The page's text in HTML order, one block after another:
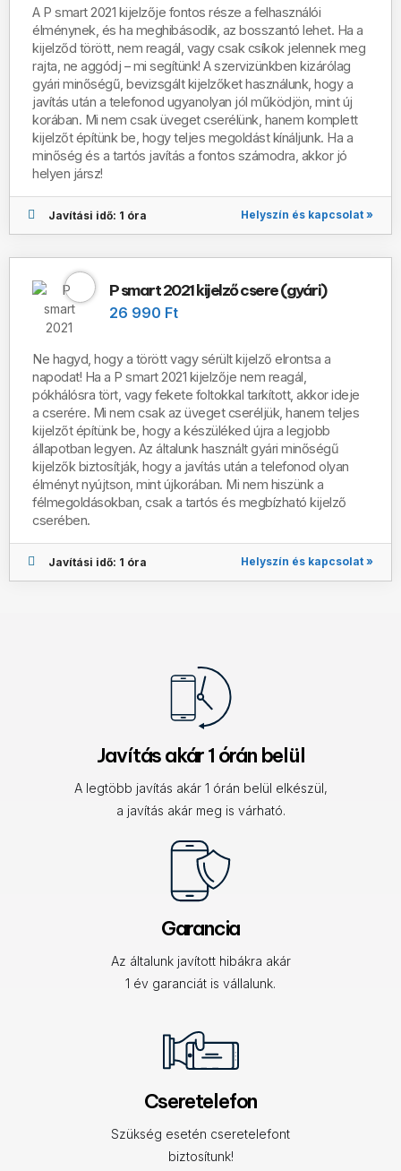
AP smart 2021 kijelzője fontos része a felhasználói
élménynek, és ha meghibásodik, az bosszantó lehet. Ha a
kijelződ törött, nem reagál, vagy csak csíkok jelennek meg
rajta, ne aggódj – mi segítünk! A szervizünkben kizárólag
gyári minőségű, bevizsgált kijelzőket használunk, hogy a
javítás után a telefonod ugyanolyan jól működjön, mint új
korában. Mi nem csak üveget cserélünk, hanem komplett
kijelzőt építünk be, hogy teljes megoldást kínáljunk. Ha a
minőség és a tartós javítás a fontos számodra, akkor jó
helyen jársz!
Javítási idő: 1 óra Helyszín és kapcsolat »
P smart 2021 kijelző csere (gyári)
26 990 Ft
Ne hagyd, hogy a törött vagy sérült kijelző elrontsa a
napodat! Ha a P smart 2021 kijelzője nem reagál,
pókhálósra tört, vagy fekete foltokkal tarkított, akkor ideje
a cserére. Mi nem csak az üveget cseréljük, hanem teljes
kijelzőt építünk be, hogy a készüléked újra a legjobb
állapotban legyen. Az általunk használt gyári minőségű
kijelzők biztosítják, hogy a javítás után a telefonod olyan
élményt nyújtson, mint újkorában. Mi nem hiszünk a
félmegoldásokban, csak a tartós és megbízható kijelző
cserében.
Javítási idő: 1 óra Helyszín és kapcsolat »
Javítás akár 1 órán belül
A legtöbb javítás akár 1 órán belül elkészül,
a javítás akár meg is várható.
Garancia
Az általunk javított hibákra akár
1 év garanciát is vállalunk.
Cseretelefon
Szükség esetén cseretelefont
biztosítunk!